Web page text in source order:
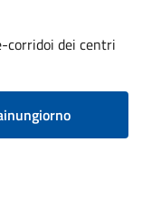
corridoi dei centri